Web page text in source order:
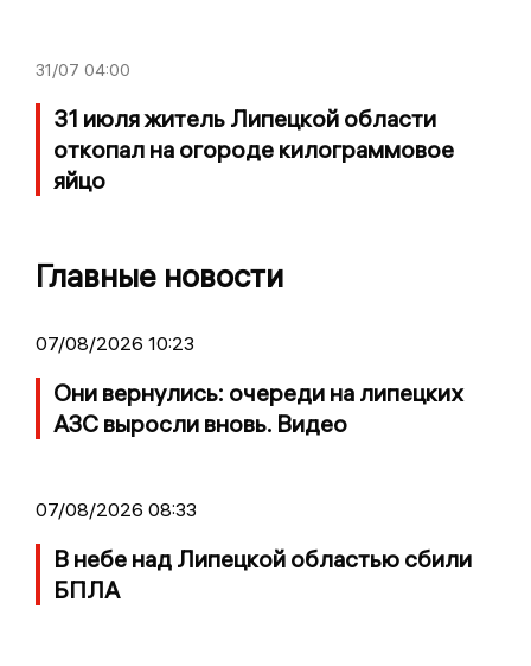
31/07 04:00
31 июля житель Липецкой области
откопал на огороде килограммовое
яйцо
Главные новости
07/08/2026 10:23
Они вернулись: очереди на липецких
АЗС выросли вновь. Видео
07/08/2026 08:33
В небе над Липецкой областью сбили
БПЛА